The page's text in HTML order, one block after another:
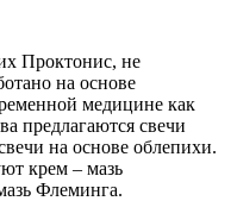
Проктонис, не
на основе
медицине как
предлагаются свечи
на основе облепихи.
крем – мазь
Флеминга.